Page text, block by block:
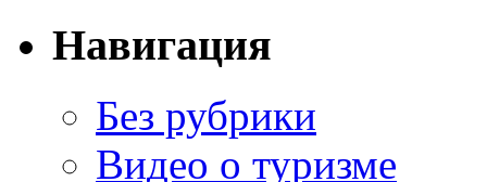
Навигация
Без рубрики
Видео о туризме